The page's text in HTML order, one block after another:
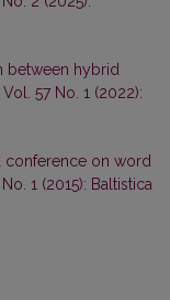
between hybrid
Vol. 57 No. 1 (2022):
conference on word
1 (2015): Baltistica